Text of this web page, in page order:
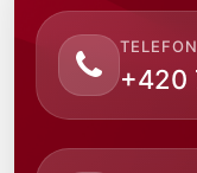
TELEFON
+420